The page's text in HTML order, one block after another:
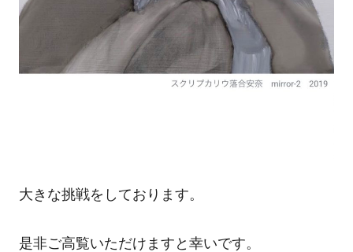
大きな挑戦をしております。
是非ご高覧いただけますと幸いです。